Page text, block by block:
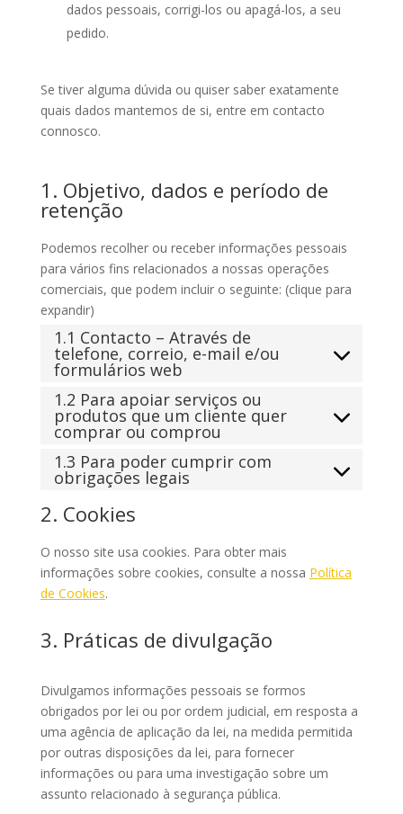
dados pessoais, corrigi-los ou apagá-los, a seu
pedido.
Se tiver alguma dúvida ou quiser saber exatamente
quais dados mantemos de si, entre em contacto
connosco.
1. Objetivo, dados e período de
retenção
Podemos recolher ou receber informações pessoais
para vários fins relacionados a nossas operações
comerciais, que podem incluir o seguinte: (clique para
expandir)
1.1 Contacto – Através de
telefone, correio, e-mail e/ou
formulários web
1.2 Para apoiar serviços ou
produtos que um cliente quer
comprar ou comprou
1.3 Para poder cumprir com
obrigações legais
2. Cookies
O nosso site usa cookies. Para obter mais
informações sobre cookies, consulte a nossa Política
de Cookies.
3. Práticas de divulgação
Divulgamos informações pessoais se formos
obrigados por lei ou por ordem judicial, em resposta a
uma agência de aplicação da lei, na medida permitida
por outras disposições da lei, para fornecer
informações ou para uma investigação sobre um
assunto relacionado à segurança pública.